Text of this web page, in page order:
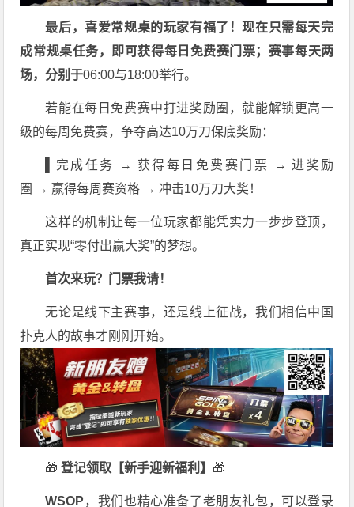
最后，喜爱常规桌的玩家有福了！现在只需每天完
成常规桌任务，即可获得每日免费赛门票；赛事每天两
场，分别于06:00与18:00举行。
若能在每日免费赛中打进奖励圈，就能解锁更高一
级的每周免费赛，争夺高达10万刀保底奖励：
完成任务 → 获得每日免费赛门票 → 进奖励
圈 → 赢得每周赛资格 → 冲击10万刀大奖！
这样的机制让每一位玩家都能凭实力一步步登顶，
真正实现“零付出赢大奖”的梦想。
首次来玩？门票我请！
无论是线下主赛事，还是线上征战，我们相信中国
扑克人的故事才刚刚开始。
🎁 登记领取【新手迎新福利】 🎁
WSOP ，我们也精心准备了老朋友礼包，可以登录